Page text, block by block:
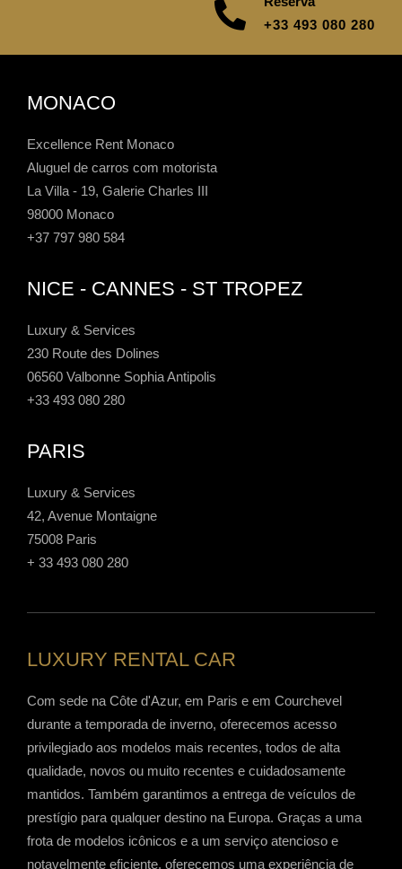
+33 493 080 280
MONACO
Excellence Rent Monaco
Aluguel de carros com motorista
La Villa - 19, Galerie Charles III
98000 Monaco
+37 797 980 584
NICE - CANNES - ST TROPEZ
Luxury & Services
230 Route des Dolines
06560 Valbonne Sophia Antipolis
+33 493 080 280
PARIS
Luxury & Services
42, Avenue Montaigne
75008 Paris
+ 33 493 080 280
LUXURY RENTAL CAR
Com sede na Côte d'Azur, em Paris e em Courchevel
durante a temporada de inverno, oferecemos acesso
privilegiado aos modelos mais recentes, todos de alta
qualidade, novos ou muito recentes e cuidadosamente
mantidos. Também garantimos a entrega de veículos de
prestígio para qualquer destino na Europa. Graças a uma
frota de modelos icônicos e a um serviço atencioso e
notavelmente eficiente, oferecemos uma experiência de